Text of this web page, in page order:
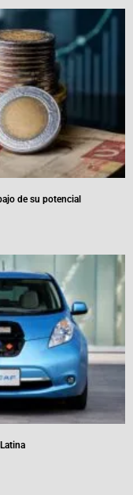
de su potencial